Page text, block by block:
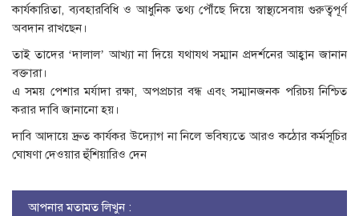
কার্যকারিতা, ব্যবহারবিধি ও আধুনিক তথ্য পৌঁছে দিয়ে স্বাস্থ্যসেবায় গুরুত্বপূর্ণ
অবদান রাখছেন।
তাই তাদের ‘দালাল’ আখ্যা না দিয়ে যথাযথ সম্মান প্রদর্শনের আহ্বান জানান
বক্তারা।
এ সময় পেশার মর্যাদা রক্ষা, অপপ্রচার বন্ধ এবং সম্মানজনক পরিচয় নিশ্চিত
করার দাবি জানানো হয়।
দাবি আদায়ে দ্রুত কার্যকর উদ্যোগ না নিলে ভবিষ্যতে আরও কঠোর কর্মসূচির
ঘোষণা দেওয়ার হুঁশিয়ারিও দেন
আপনার মতামত লিখুন :